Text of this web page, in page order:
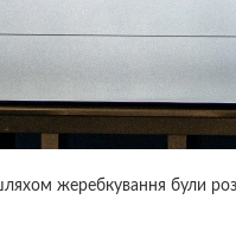
жеребкування були